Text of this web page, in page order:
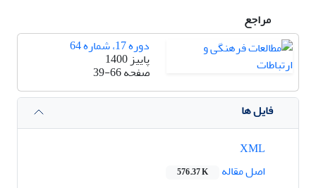
مراجع
دوره 17، شماره 64
پاییز 1400
صفحه39-66
فایل ها
اصل مقاله
576.37 K